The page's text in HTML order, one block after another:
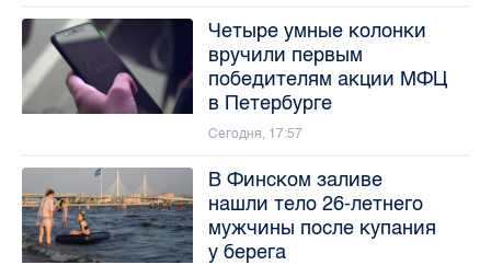
Четыре умные колонки
вручили первым
победителям акции МФЦ
в Петербурге
Сегодня, 17:57
В Финском заливе
нашли тело 26-летнего
мужчины после купания
у берега